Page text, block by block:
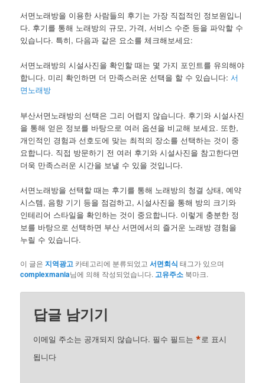
서면노래방을 이용한 사람들의 후기는 가장 직접적인 정보원입니
다. 후기를 통해 노래방의 규모, 가격, 서비스 수준 등을 파악할 수
있습니다. 특히, 다음과 같은 요소를 체크해보세요:
서면노래방의 시설사진을 확인할 때는 몇 가지 포인트를 유의해야
합니다. 미리 확인하면 더 만족스러운 선택을 할 수 있습니다:서
면노래방
부산서면노래방의 선택은 그리 어렵지 않습니다. 후기와 시설사진
을 통해 얻은 정보를 바탕으로 여러 옵션을 비교해 보세요. 또한,
개인적인 경험과 선호도에 맞는 최적의 장소를 선택하는 것이 중
요합니다. 직접 방문하기 전 여러 후기와 시설사진을 참고한다면
더욱 만족스러운 시간을 보낼 수 있을 것입니다.
서면노래방을 선택할 때는 후기를 통해 노래방의 청결 상태, 예약
시스템, 음향 기기 등을 점검하고, 시설사진을 통해 방의 크기와
인테리어 스타일을 확인하는 것이 중요합니다. 이렇게 충분한 정
보를 바탕으로 선택하면 부산 서면에서의 즐거운 노래방 경험을
누릴 수 있습니다.
이 글은지역광고 카테고리에 분류되었고서면회식 태그가 있으며
complexmania님에 의해 작성되었습니다. 고유주소 북마크.
답글 남기기
이메일 주소는 공개되지 않습니다. 필수 필드는*로 표시
됩니다